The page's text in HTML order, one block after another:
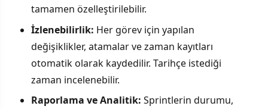
tamamen özelleştirilebilir.
İzlenebilirlik: Her görev için yapılan
değişiklikler, atamalar ve zaman kayıtları
otomatik olarak kaydedilir. Tarihçe istediği
zaman incelenebilir.
Raporlama ve Analitik: Sprintlerin durumu,